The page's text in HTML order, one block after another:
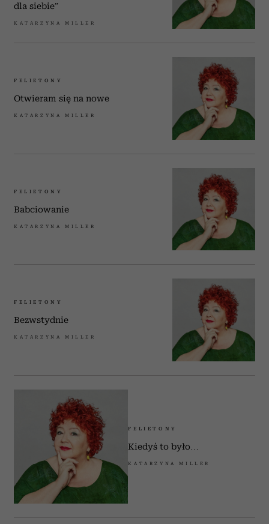
dla siebie”
KATARZYNA MILLER
FELIETONY
Otwieram się na nowe
KATARZYNA MILLER
FELIETONY
Babciowanie
KATARZYNA MILLER
FELIETONY
Bezwstydnie
KATARZYNA MILLER
FELIETONY
Kiedyś to było…
KATARZYNA MILLER